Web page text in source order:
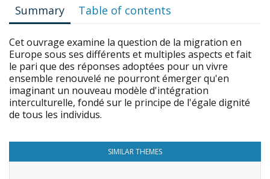
Summary Table of contents
Cet ouvrage examine la question de la migration en
Europe sous ses différents et multiples aspects et fait
le pari que des réponses adoptées pour un vivre
ensemble renouvelé ne pourront émerger qu'en
imaginant un nouveau modèle d'intégration
interculturelle, fondé sur le principe de l'égale dignité
de tous les individus.
SIMILAR THEMES